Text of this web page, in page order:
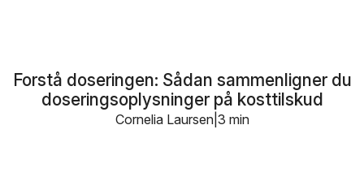
Forstå doseringen: Sådan sammenligner du
doseringsoplysninger på kosttilskud
3 min
Cornelia Laursen